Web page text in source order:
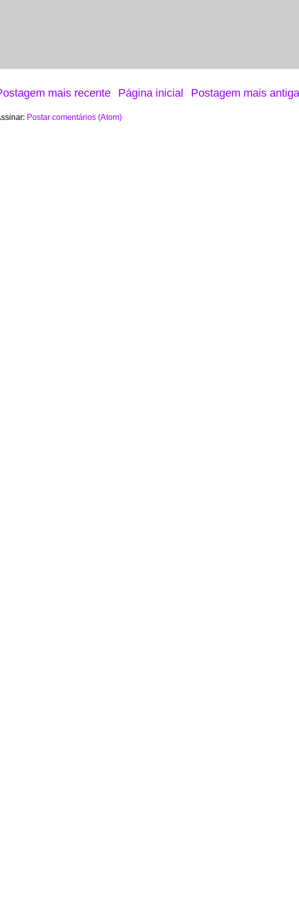
mais recente Postagem mais antiga
Página inicial
Postar comentários (Atom)